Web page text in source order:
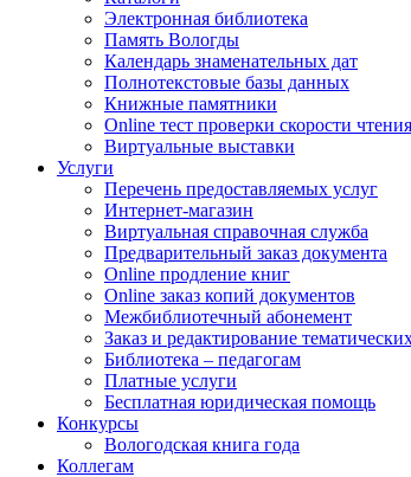
Электронная библиотека
Память Вологды
Календарь знаменательных дат
Полнотекстовые базы данных
Книжные памятники
Online тест проверки скорости чтения
Виртуальные выставки
Услуги
Перечень предоставляемых услуг
Интернет-магазин
Виртуальная справочная служба
Предварительный заказ документа
Online продление книг
Online заказ копий документов
Межбиблиотечный абонемент
Заказ и редактирование
Библиотека – педагогам
Платные услуги
Бесплатная юридическая помощь
Конкурсы
Вологодская книга года
Коллегам